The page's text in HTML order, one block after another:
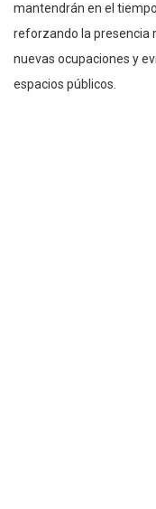
mantendrán en el
reforzando la presencia
nuevas ocupaciones y
espacios públicos.